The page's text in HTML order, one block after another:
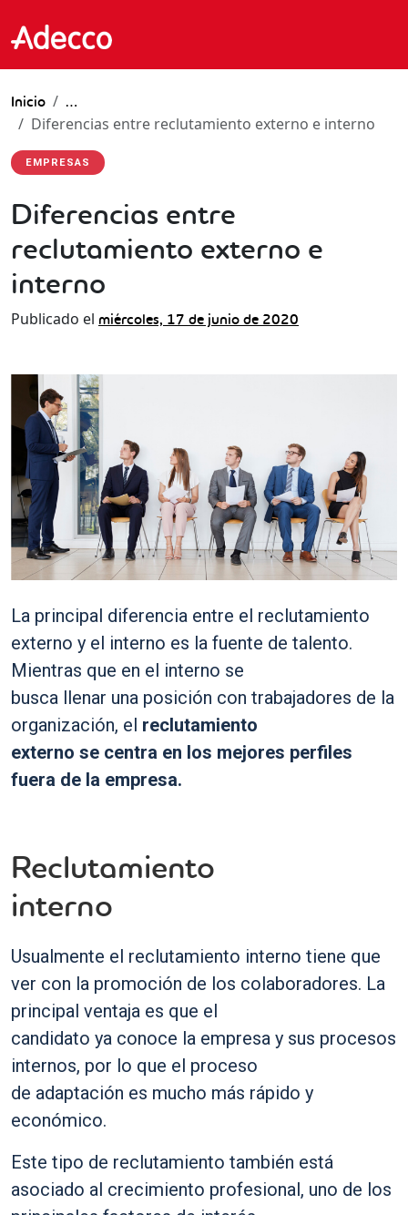
Inicio …
Diferencias entre reclutamiento externo e interno
EMPRESAS
Diferencias entre
reclutamiento externo e
interno
Publicado el miércoles, 17 de junio de 2020
La principal diferencia entre el reclutamiento
externo y el interno es la fuente de talento.
Mientras que en el interno se
busca llenar una posición con trabajadores de la
organización, el reclutamiento
externo se centra en los mejores perfiles
fuera de la empresa.
Reclutamiento
interno
Usualmente el reclutamiento interno tiene que
ver con la promoción de los colaboradores. La
principal ventaja es que el
candidato ya conoce la empresa y sus procesos
internos, por lo que el proceso
de adaptación es mucho más rápido y
económico.
Este tipo de reclutamiento también está
asociado al crecimiento profesional, uno de los